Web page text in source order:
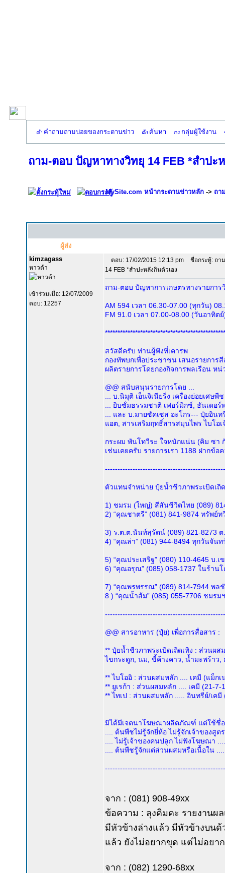
คำถามถามบ่อยของกระดานข่าว ค้นหา กลุ่มผู้ใช้งาน
ถาม-ตอบ ปัญหาทางวิทยุ 14 FEB *สำปะ
MySite.com หน้ากระดานข่าวหลัก -> ถา
ผู้ส่ง
kimzagass
หาวด้า
เข้าร่วมเมื่อ: 12/07/2009
ตอบ: 12257
ตอบ: 17/02/2015 12:13 pm
ชื่อกระทู้: ถา
14 FEB *สำปะหลังกินตัวเอง
ถาม-ตอบ ปัญหาการเกษตรทางรายการ
AM 594 เวลา 06.30-07.00 (ทุกวัน)
FM 91.0 เวลา 07.00-08.00 (วันอาทิต
สวัสดีครับ ท่านผู้ฟังที่เคารพ
กองทัพบกเพื่อประชาชน เสนอรายการ
ผลิตรายการโดยกองกิจการพลเรือน ห
@@ สนับสนุนรายการโดย ...
... บ.นิมุติ เอ็นจิเนียริ่ง เครื่องย่อยเศษพื
... ยิบซั่มธรรมชาติ เฟอร์มิกซ์, ธันเดอ
... และ บ.มายซัคเซส อะโกร--- ปุ๋ยอิ
แอต, สารเสริมฤทธิ์สารสมุนไพร ไบโอ
กระผม พันโทวีระ ใจหนักแน่น (คิม ซา
เช่นเคยครับ รายการเรา 1188 ฝากข้
ตัวแทนจำหน่าย ปุ๋ยน้ำชีวภาพระเบิดเถิ
1) ชมรม (ใหญ่) สีสันชีวิตไทย (089)
2) “คุณชาตรี” (081) 841-9874 ทรัพย์
3) ร.ต.ต.นันท์สุรัตน์ (089) 821-8273
4) “คุณล่า” (081) 944-8494 ทุกวันจั
5) “คุณประเสริฐ” (080) 110-4645 บ
6) “คุณอรุณ” (085) 058-1737 ในร้าน
7) “คุณพรพรรณ” (089) 814-7944 พ
8 ) “คุณน้ำส้ม” (085) 055-7706 ชม
@@ สารอาหาร (ปุ๋ย) เพื่อการสื่อสาร :
** ปุ๋ยน้ำชีวภาพระเบิดเถิดเทิง : ส่วนผ
ไขกระดูก, นม, ขี้ค้างคาว, น้ำมะพร้าว,
** ไบโออิ : ส่วนผสมหลัก .... เคมี (แม็กเ
** ยูเรก้า : ส่วนผสมหลัก .... เคมี (21-
** ไทเป : ส่วนผสมหลัก ..... อินทรีย์/เค
มิได้มีเจตนาโฆษณาผลิตภัณฑ์ แต่ใช้ชื่
.... ต้นพืชไม่รู้จักยี่ห้อ ไม่รู้จักเจ้าของสูต
.... ไม่รู้เจ้าของคนปลูก ไม่ฟังโฆษณา
.... ต้นพืชรู้จักแต่ส่วนผสมหรือเนื้อใน
จาก : (081) 908-49xx
ข้อความ : ลุงคิมคะ รายงานผ
มีหัวข้างล่างแล้ว มีหัวข้างบน
แล้ว ยังไม่อยากขุด แต่ไม่อยา
จาก : (082) 1290-68xx